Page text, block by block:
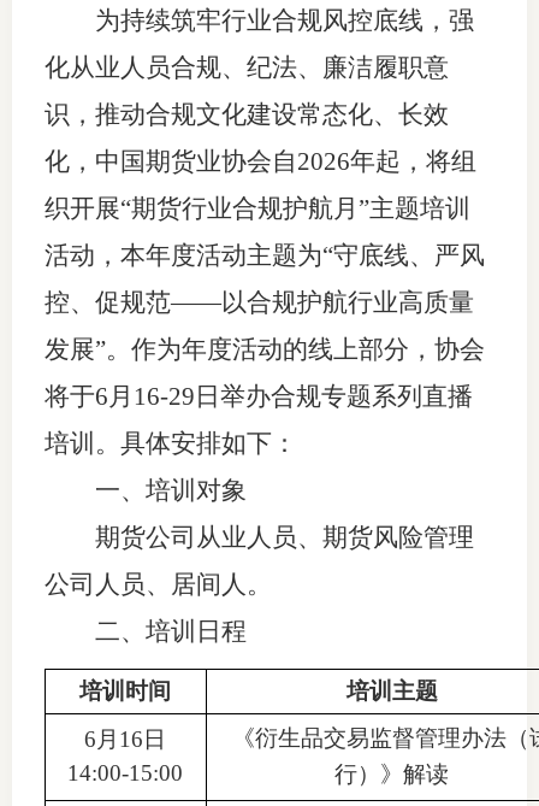
上市品
为持续筑牢行业合规风控底线，强
化从业人员合规、纪法、廉洁履职意
识，推动合规文化建设常态化、长效
化， 中国期货业协会自2026年起，将组
织开展“期货行业合规护航月”主题培训
活动，本年度活动主题为“守底线、严风
控、促规范——以合规护航行业高质量
发展”。作为年度活动的线上部分， 协会
将于6月 16-29日 举办合规专题系列 直播
培训 。 具体安排如下：
一、培训对象
期货公司 从业人员、期货风险管理
公司人员、居间人 。
二、培训日程
培训时间
培训主题
6月16日
14:00-15:00
《衍生品交易监督管理办法（
行）》解读
受
理